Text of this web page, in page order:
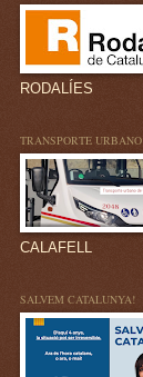
RODALÍES
TRANSPORTE URBANO
CALAFELL
SALVEM CATALUNYA!